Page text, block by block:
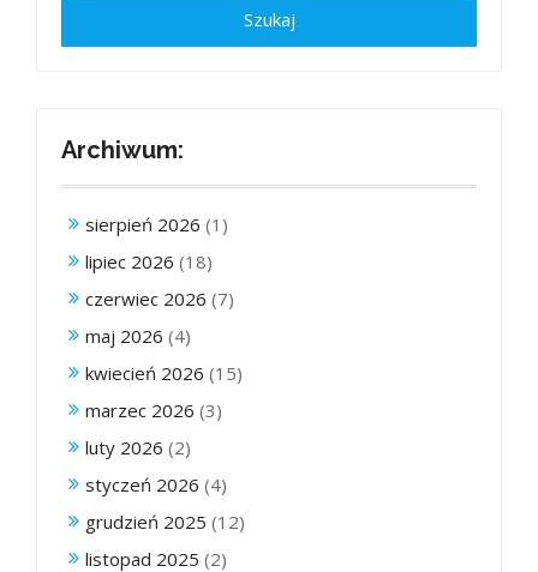
Archiwum:
sierpień 2026 (1)
lipiec 2026 (18)
czerwiec 2026 (7)
maj 2026 (4)
kwiecień 2026 (15)
marzec 2026 (3)
luty 2026 (2)
styczeń 2026 (4)
grudzień 2025 (12)
listopad 2025 (2)